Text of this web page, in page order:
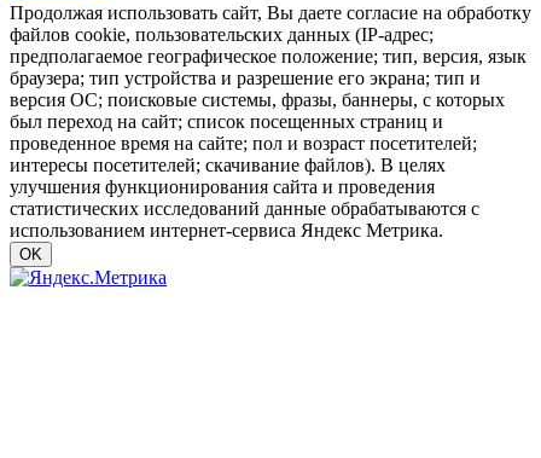
Продолжая использовать сайт, Вы даете согласие на обработку
файлов cookie, пользовательских данных (IP-адрес;
предполагаемое географическое положение; тип, версия, язык
браузера; тип устройства и разрешение его экрана; тип и
версия ОС; поисковые системы, фразы, баннеры, с которых
был переход на сайт; список посещенных страниц и
проведенное время на сайте; пол и возраст посетителей;
интересы посетителей; скачивание файлов). В целях
улучшения функционирования сайта и проведения
статистических исследований данные обрабатываются с
использованием интернет-сервиса Яндекс Метрика.
OK